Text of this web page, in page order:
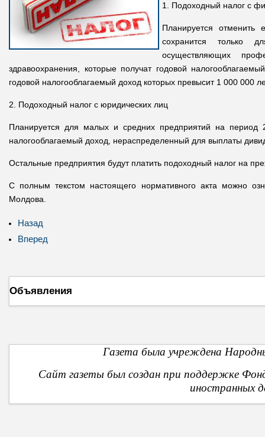
1. Подоходный налог с
Планируется
сохранится только
осуществляющих
здравоохранения, которые получат годовой
годовой налогооблагаемый доход которых превысит 1 000 000
2. Подоходный налог с юридических лиц
Планируется для малых и средних предприятий на период
налогооблагаемый доход, нераспределенный для выплаты
Остальные предприятия будут платить подоходный налог на
С полным текстом настоящего нормативного акта можно
Молдова.
Назад
Вперед
Объявления
Газета была учреждена
Сайт газеты был создан при поддержке
иностранных